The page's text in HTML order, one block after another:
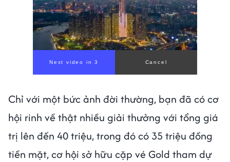
Next video in 1 Cancel
Chỉ với một bức ảnh đời thường, bạn đã có cơ
hội rinh về thật nhiều giải thưởng với tổng giá
trị lên đến 40 triệu, trong đó có 35 triệu đồng
tiền mặt, cơ hội sở hữu cặp vé Gold tham dự